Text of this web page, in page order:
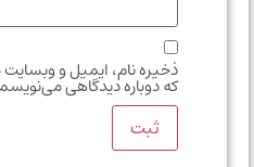
ذخیره نام، ایمیل و وبسایت من
که دوباره دیدگاهی می‌نویسم.